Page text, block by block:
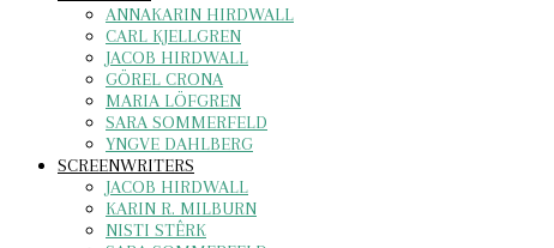
ANNAKARIN HIRDWALL
CARL KJELLGREN
JACOB HIRDWALL
GÖREL CRONA
MARIA LÖFGREN
SARA SOMMERFELD
YNGVE DAHLBERG
SCREENWRITERS
JACOB HIRDWALL
KARIN R. MILBURN
NISTI STÊRK